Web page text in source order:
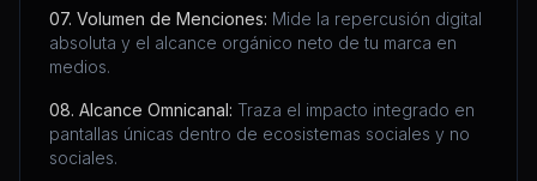
07. Volumen de Menciones: Mide la repercusión digital
absoluta y el alcance orgánico neto de tu marca en
medios.
08. Alcance Omnicanal: Traza el impacto integrado en
pantallas únicas dentro de ecosistemas sociales y no
sociales.